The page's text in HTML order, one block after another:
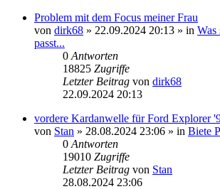
Problem mit dem Focus meiner Frau
von dirk68 » 22.09.2024 20:13 » in Was
passt...
0 Antworten
18825 Zugriffe
Letzter Beitrag von dirk68
22.09.2024 20:13
vordere Kardanwelle für Ford Explorer
von Stan » 28.08.2024 23:06 » in Biete
0 Antworten
19010 Zugriffe
Letzter Beitrag von Stan
28.08.2024 23:06